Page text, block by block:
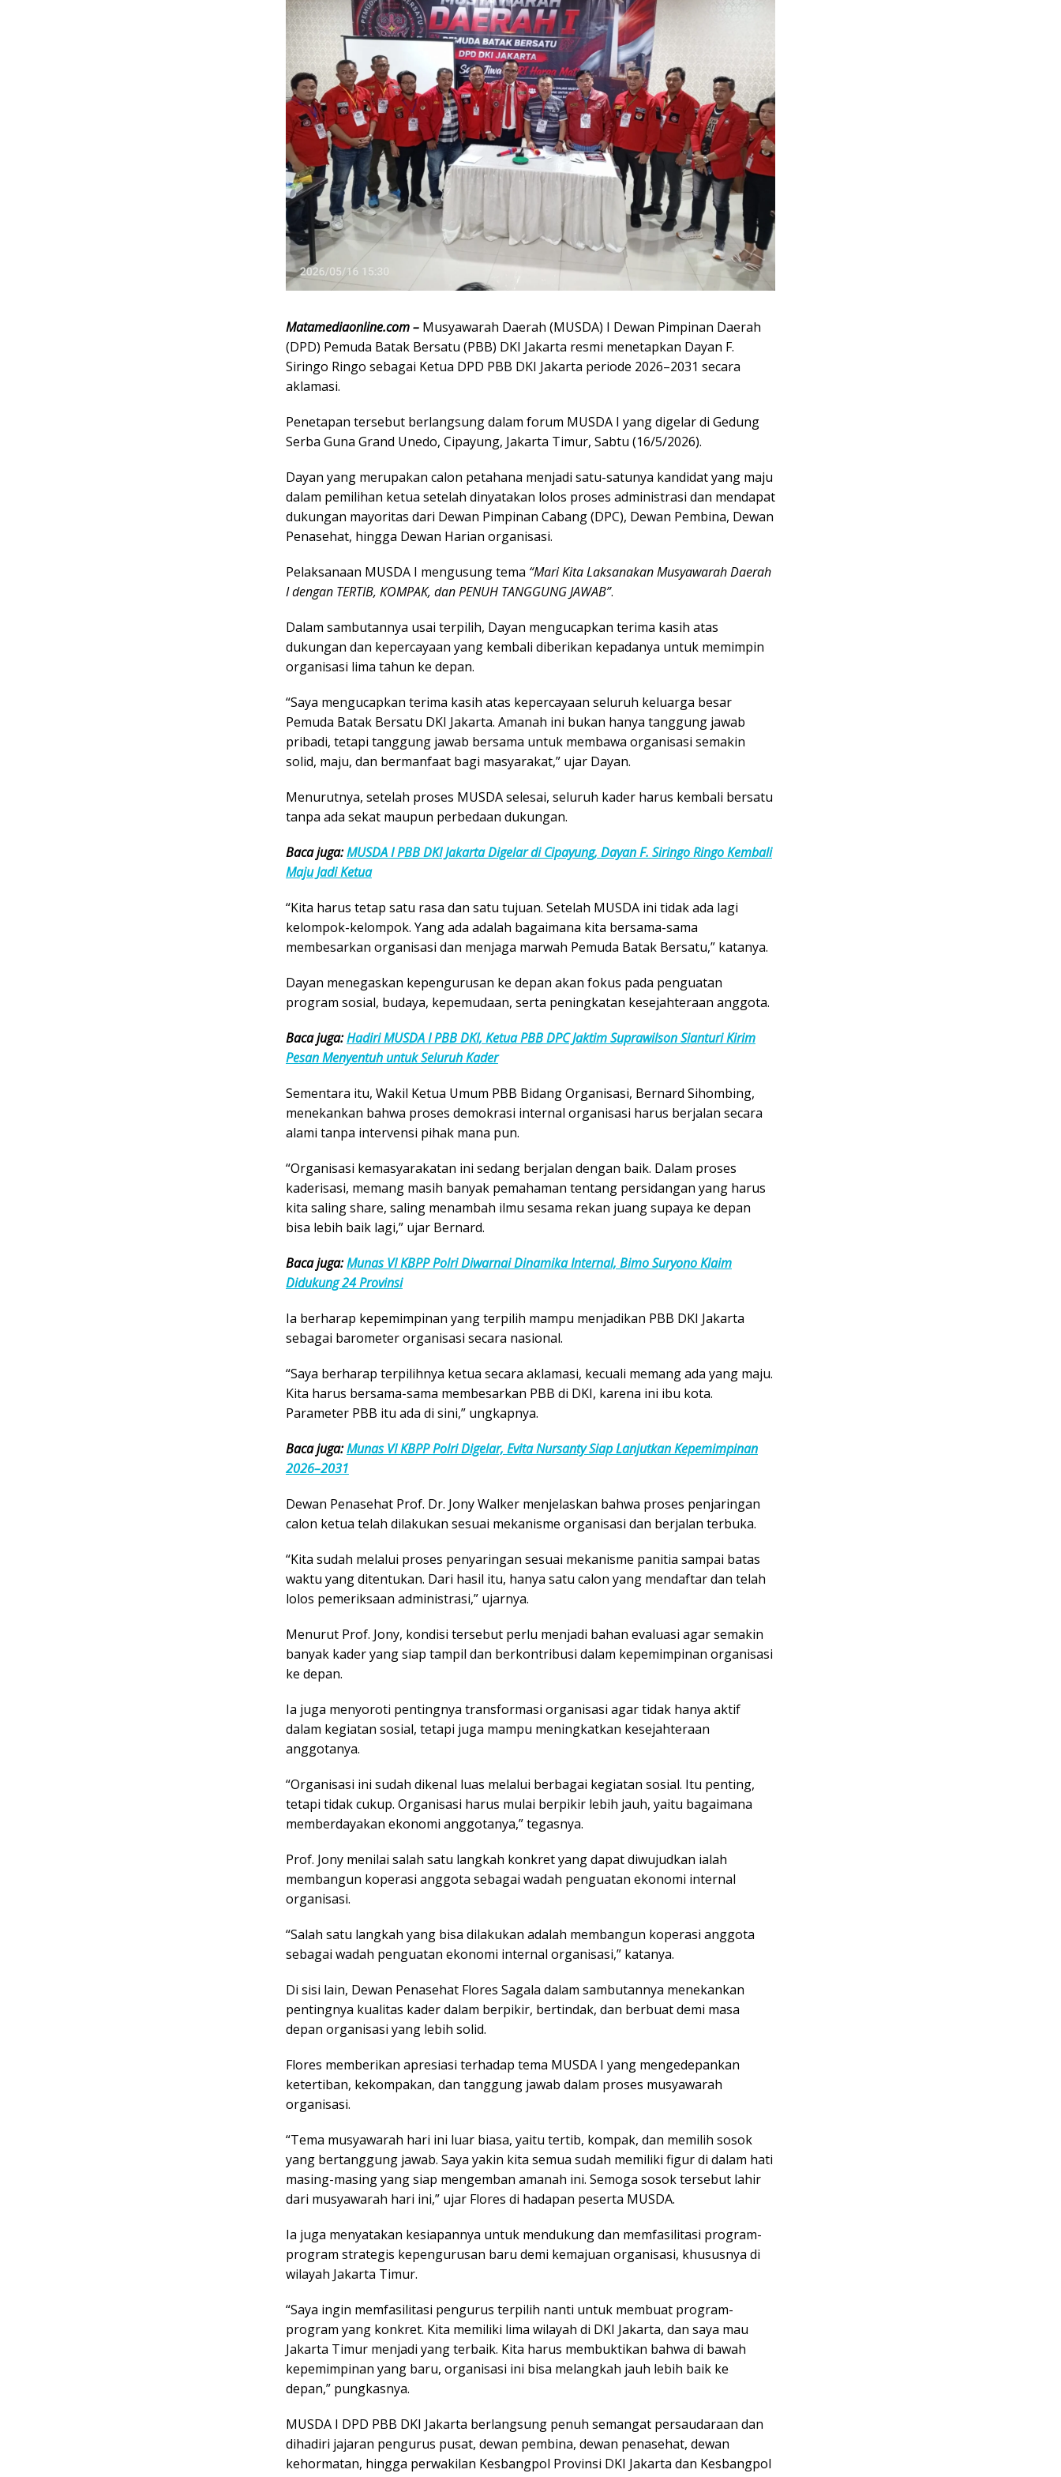
Matamediaonline.com – Musyawarah Daerah (MUSDA) I Dewan Pimpinan Daerah
(DPD) Pemuda Batak Bersatu (PBB) DKI Jakarta resmi menetapkan Dayan F.
Siringo Ringo sebagai Ketua DPD PBB DKI Jakarta periode 2026–2031 secara
aklamasi.
Penetapan tersebut berlangsung dalam forum MUSDA I yang digelar di Gedung
Serba Guna Grand Unedo, Cipayung, Jakarta Timur, Sabtu (16/5/2026).
Dayan yang merupakan calon petahana menjadi satu-satunya kandidat yang maju
dalam pemilihan ketua setelah dinyatakan lolos proses administrasi dan mendapat
dukungan mayoritas dari Dewan Pimpinan Cabang (DPC), Dewan Pembina, Dewan
Penasehat, hingga Dewan Harian organisasi.
Pelaksanaan MUSDA I mengusung tema “Mari Kita Laksanakan Musyawarah Daerah
I dengan TERTIB, KOMPAK, dan PENUH TANGGUNG JAWAB”.
Dalam sambutannya usai terpilih, Dayan mengucapkan terima kasih atas
dukungan dan kepercayaan yang kembali diberikan kepadanya untuk memimpin
organisasi lima tahun ke depan.
“Saya mengucapkan terima kasih atas kepercayaan seluruh keluarga besar
Pemuda Batak Bersatu DKI Jakarta. Amanah ini bukan hanya tanggung jawab
pribadi, tetapi tanggung jawab bersama untuk membawa organisasi semakin
solid, maju, dan bermanfaat bagi masyarakat,” ujar Dayan.
Menurutnya, setelah proses MUSDA selesai, seluruh kader harus kembali bersatu
tanpa ada sekat maupun perbedaan dukungan.
Baca juga:MUSDA I PBB DKI Jakarta Digelar di Cipayung, Dayan F. Siringo Ringo Kembali
Maju Jadi Ketua
“Kita harus tetap satu rasa dan satu tujuan. Setelah MUSDA ini tidak ada lagi
kelompok-kelompok. Yang ada adalah bagaimana kita bersama-sama
membesarkan organisasi dan menjaga marwah Pemuda Batak Bersatu,” katanya.
Dayan menegaskan kepengurusan ke depan akan fokus pada penguatan
program sosial, budaya, kepemudaan, serta peningkatan kesejahteraan anggota.
Baca juga:Hadiri MUSDA I PBB DKI, Ketua PBB DPC Jaktim Suprawilson Sianturi Kirim
Pesan Menyentuh untuk Seluruh Kader
Sementara itu, Wakil Ketua Umum PBB Bidang Organisasi, Bernard Sihombing,
menekankan bahwa proses demokrasi internal organisasi harus berjalan secara
alami tanpa intervensi pihak mana pun.
“Organisasi kemasyarakatan ini sedang berjalan dengan baik. Dalam proses
kaderisasi, memang masih banyak pemahaman tentang persidangan yang harus
kita saling share, saling menambah ilmu sesama rekan juang supaya ke depan
bisa lebih baik lagi,” ujar Bernard.
Baca juga:Munas VI KBPP Polri Diwarnai Dinamika Internal, Bimo Suryono Klaim
Didukung 24 Provinsi
Ia berharap kepemimpinan yang terpilih mampu menjadikan PBB DKI Jakarta
sebagai barometer organisasi secara nasional.
“Saya berharap terpilihnya ketua secara aklamasi, kecuali memang ada yang maju.
Kita harus bersama-sama membesarkan PBB di DKI, karena ini ibu kota.
Parameter PBB itu ada di sini,” ungkapnya.
Baca juga:Munas VI KBPP Polri Digelar, Evita Nursanty Siap Lanjutkan Kepemimpinan
2026–2031
Dewan Penasehat Prof. Dr. Jony Walker menjelaskan bahwa proses penjaringan
calon ketua telah dilakukan sesuai mekanisme organisasi dan berjalan terbuka.
“Kita sudah melalui proses penyaringan sesuai mekanisme panitia sampai batas
waktu yang ditentukan. Dari hasil itu, hanya satu calon yang mendaftar dan telah
lolos pemeriksaan administrasi,” ujarnya.
Menurut Prof. Jony, kondisi tersebut perlu menjadi bahan evaluasi agar semakin
banyak kader yang siap tampil dan berkontribusi dalam kepemimpinan organisasi
ke depan.
Ia juga menyoroti pentingnya transformasi organisasi agar tidak hanya aktif
dalam kegiatan sosial, tetapi juga mampu meningkatkan kesejahteraan
anggotanya.
“Organisasi ini sudah dikenal luas melalui berbagai kegiatan sosial. Itu penting,
tetapi tidak cukup. Organisasi harus mulai berpikir lebih jauh, yaitu bagaimana
memberdayakan ekonomi anggotanya,” tegasnya.
Prof. Jony menilai salah satu langkah konkret yang dapat diwujudkan ialah
membangun koperasi anggota sebagai wadah penguatan ekonomi internal
organisasi.
“Salah satu langkah yang bisa dilakukan adalah membangun koperasi anggota
sebagai wadah penguatan ekonomi internal organisasi,” katanya.
Di sisi lain, Dewan Penasehat Flores Sagala dalam sambutannya menekankan
pentingnya kualitas kader dalam berpikir, bertindak, dan berbuat demi masa
depan organisasi yang lebih solid.
Flores memberikan apresiasi terhadap tema MUSDA I yang mengedepankan
ketertiban, kekompakan, dan tanggung jawab dalam proses musyawarah
organisasi.
“Tema musyawarah hari ini luar biasa, yaitu tertib, kompak, dan memilih sosok
yang bertanggung jawab. Saya yakin kita semua sudah memiliki figur di dalam hati
masing-masing yang siap mengemban amanah ini. Semoga sosok tersebut lahir
dari musyawarah hari ini,” ujar Flores di hadapan peserta MUSDA.
Ia juga menyatakan kesiapannya untuk mendukung dan memfasilitasi program-
program strategis kepengurusan baru demi kemajuan organisasi, khususnya di
wilayah Jakarta Timur.
“Saya ingin memfasilitasi pengurus terpilih nanti untuk membuat program-
program yang konkret. Kita memiliki lima wilayah di DKI Jakarta, dan saya mau
Jakarta Timur menjadi yang terbaik. Kita harus membuktikan bahwa di bawah
kepemimpinan yang baru, organisasi ini bisa melangkah jauh lebih baik ke
depan,” pungkasnya.
MUSDA I DPD PBB DKI Jakarta berlangsung penuh semangat persaudaraan dan
dihadiri jajaran pengurus pusat, dewan pembina, dewan penasehat, dewan
kehormatan, hingga perwakilan Kesbangpol Provinsi DKI Jakarta dan Kesbangpol